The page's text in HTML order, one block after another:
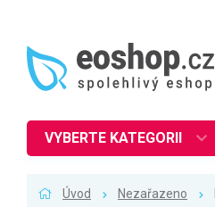
VYBERTE KATEGORII
Úvod Nezařazeno